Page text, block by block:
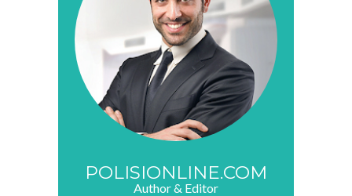
POLISIONLINE.COM
Author & Editor